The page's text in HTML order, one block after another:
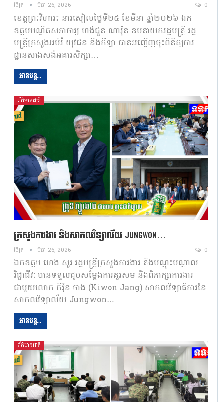
វិចិត្រ មីនា 26, 2026 0
ខេត្តព្រះវិហារ៖ នារសៀលថ្ងៃទី២៥ ខែមីនា ឆ្នាំ២០២៦ ឯក
ឧត្តមបណ្ឌិតសភាចារ្យ ហង់ជួន ណារ៉ុន ឧបនាយករដ្ឋមន្ត្រី រដ្ឋ
មន្ត្រីក្រសួងអប់រំ យុវជន និងកីឡា បានអញ្ជើញចុះពិនិត្យការ
ដ្ឋានសាងសង់អគារសិក្សា…
អានបន្ត...
ព័ត៌មានជាតិ
ក្រសួងការងារ និងសាកលវិទ្យាល័យ Jungwon…
វិចិត្រ មីនា 26, 2026 0
ឯកឧត្តម ហេង សួរ រដ្ឋមន្ត្រីក្រសួងការងារ និងបណ្ដុះបណ្ដាល
វិជ្ជាជីវៈ បានទទួលជួបសម្ដែងការគួរសម និងពិភាក្សាការងារ
ជាមួយលោក គីវ៉ុន ចាង (Kiwon Jang) សាកលវិទ្យាធិការនៃ
សាកលវិទ្យាល័យ Jungwon…
អានបន្ត...
ព័ត៌មានជាតិ